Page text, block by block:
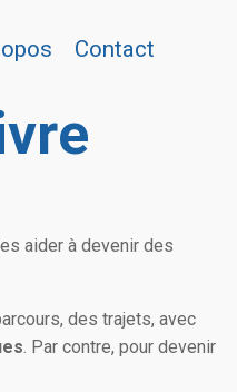
Contact
aider à devenir des
des trajets, avec
. Par contre, pour devenir